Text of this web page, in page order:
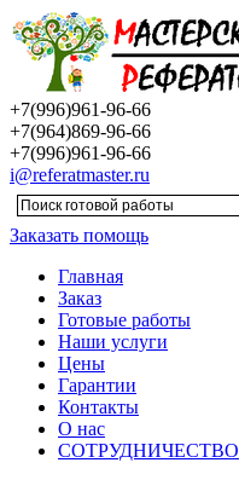
+7(996)961-96-66
+7(964)869-96-66
+7(996)961-96-66
i@referatmaster.ru
Заказать помощь
Главная
Заказ
Готовые работы
Наши услуги
Цены
Гарантии
Контакты
О нас
СОТРУДНИЧЕСТВО